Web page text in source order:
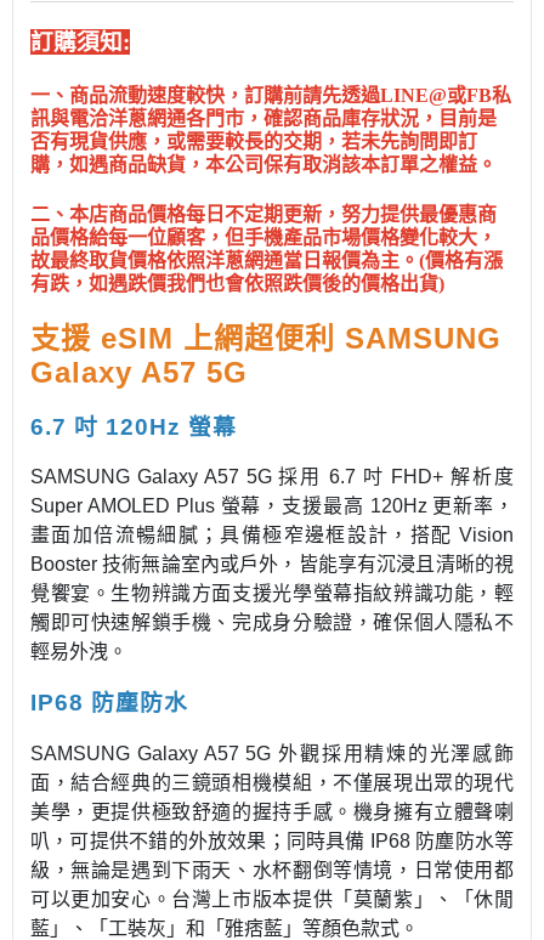
訂購須知:
一、商品流動速度較快，訂購前請先透過LINE@或FB私
訊與電洽洋蔥網通各門市，確認商品庫存狀況，目前是
否有現貨供應，或需要較長的交期，若未先詢問即訂
購，如遇商品缺貨，本公司保有取消該本訂單之權益。
二、本店商品價格每日不定期更新，努力提供最優惠商
品價格給每一位顧客，但手機產品市場價格變化較大，
故最終取貨價格依照洋蔥網通當日報價為主。(價格有漲
有跌，如遇跌價我們也會依照跌價後的價格出貨)
支援 eSIM 上網超便利 SAMSUNG
Galaxy A57 5G
6.7 吋 120Hz 螢幕
SAMSUNG Galaxy A57 5G 採用 6.7 吋 FHD+ 解析度
Super AMOLED Plus 螢幕，支援最高 120Hz 更新率，
畫面加倍流暢細膩；具備極窄邊框設計，搭配 Vision
Booster 技術無論室內或戶外，皆能享有沉浸且清晰的視
覺饗宴。生物辨識方面支援光學螢幕指紋辨識功能，輕
觸即可快速解鎖手機、完成身分驗證，確保個人隱私不
輕易外洩。
IP68 防塵防水
SAMSUNG Galaxy A57 5G 外觀採用精煉的光澤感飾
面，結合經典的三鏡頭相機模組，不僅展現出眾的現代
美學，更提供極致舒適的握持手感。機身擁有立體聲喇
叭，可提供不錯的外放效果；同時具備 IP68 防塵防水等
級，無論是遇到下雨天、水杯翻倒等情境，日常使用都
可以更加安心。台灣上市版本提供「莫蘭紫」、「休閒
藍」、「工裝灰」和「雅痞藍」等顏色款式。